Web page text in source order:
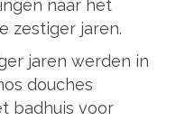
naar het
zestiger jaren.
jaren werden in
douches
badhuis voor